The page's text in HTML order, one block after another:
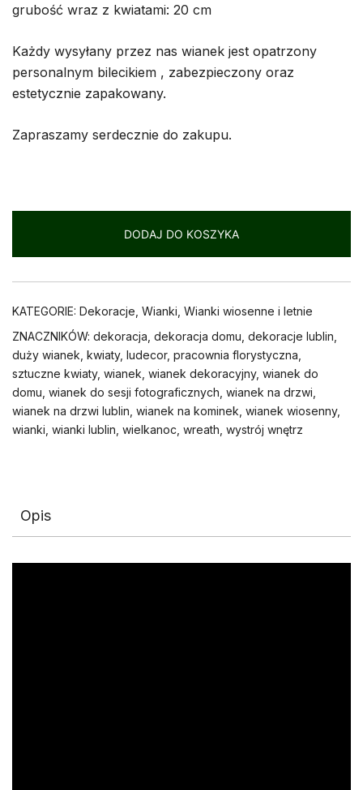
grubość wraz z kwiatami: 20 cm
Każdy wysyłany przez nas wianek jest opatrzony
personalnym bilecikiem , zabezpieczony oraz
estetycznie zapakowany.
Zapraszamy serdecznie do zakupu.
DODAJ DO KOSZYKA
KATEGORIE: Dekoracje Wianki Wianki wiosenne i letnie
ZNACZNIKÓW: dekoracja dekoracja domu dekoracje lublin
duży wianek kwiaty, ludecor, pracownia florystyczna
sztuczne kwiaty, wianek wianek dekoracyjny, wianek do
domu wianek do sesji fotograficznych wianek na drzwi
wianek na drzwi lublin wianek na kominek wianek wiosenny,
wianki wianki lublin wielkanoc wreath wystrój wnętrz
Opis